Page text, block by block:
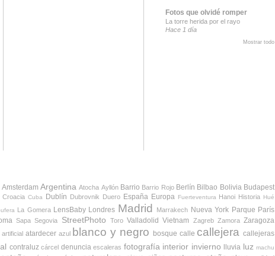
Fotos que olvidé romper
La torre herida por el rayo
Hace 1 día
Mostrar todo
Amsterdam Argentina Atocha Ayllón Barrio Barrio Rojo Berlín Bilbao Bolivia Budapest
Croacia Cuba Dublín Dubrovnik Duero España Europa Fuerteventura Hanoi Historia Hué
La Gomera LensBaby Londres Madrid Marrakech Nueva York Parque París
Sapa Segovia StreetPhoto Toro Valladolid Vietnam Zagreb Zamora Zaragoza
artificial atardecer azul blanco y negro bosque calle callejera callejeras
contraluz cárcel denuncia escaleras fotografía interior invierno lluvia luz machu